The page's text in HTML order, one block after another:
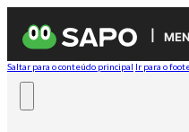
Saltar para o conteúdo principal Ir para o